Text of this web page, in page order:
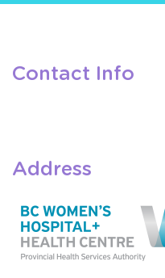
Contact Info
Address